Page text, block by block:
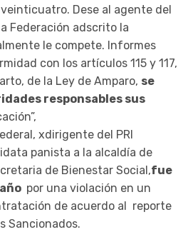
Dese al agente del
Federación adscrito la
le compete. Informes
con los artículos 115 y 117,
de la Ley de Amparo, se
responsables sus
xdirigente del PRI
panista a la alcaldía de
de Bienestar Social,fue
por una violación en un
de acuerdo al reporte
Sancionados.